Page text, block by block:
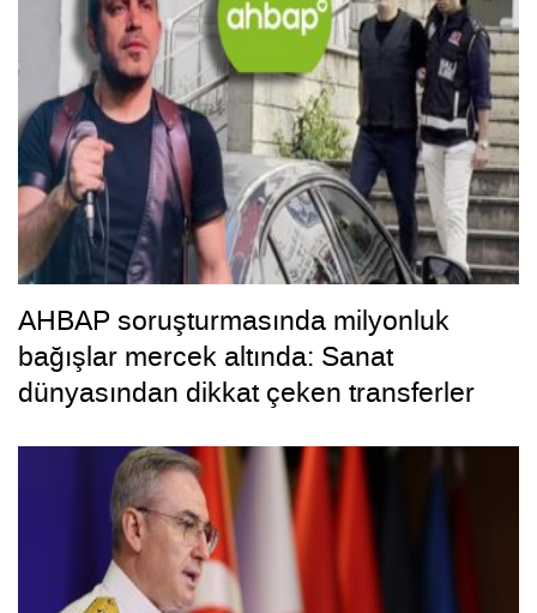
AHBAP soruşturmasında milyonluk
bağışlar mercek altında: Sanat
dünyasından dikkat çeken transferler